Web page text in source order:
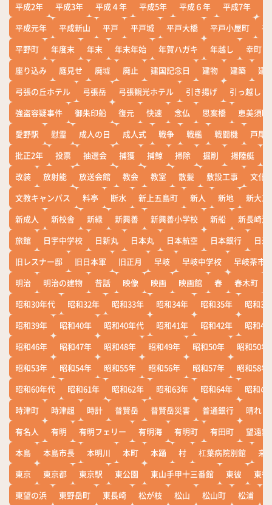
平成2年
平成3年 平成４年 平成5年 平成６年 平成7年
平成元年
平成新山 平戸 平戸城 平戸大橋 平戸小屋町
平
平野町
年度末 年末 年末年始 年賀ハガキ 年越し
幸町
座り込み
庭見せ 廃墟 廃止 建国記念日 建物 建築
建
弓張の丘ホテル
弓張岳 弓張観光ホテル 引き揚げ
引っ越し
強盗容疑事件
御朱印船 復元 快速 念仏 思案橋
恵美須町
愛野駅
慰霊 成人の日 成人式 戦争 戦艦 戦闘機
戸尾
批正2年
投票 抽選会 捕獲 捕鯨 掃除 掘削 揚陸艇
改装
放射能 放送会館 教会 教室 散髪 敷設工事
文化
文教キャンパス
料亭 断水 新上五島町 新人 新地
新大工
新成人
新校舎 新緑 新興善 新興善小学校 新船
新長崎漁
旅館
日宇中学校 日新丸 日本丸 日本航空 日本銀行
日
旧レスナー邸
旧日本軍 旧正月 早岐 早岐中学校
早岐茶市
明治
明治の建物 昔話 映像 映画 映画館 春 春木町
昭和30年代
昭和32年 昭和33年 昭和34年 昭和35年
昭和36
昭和39年
昭和40年 昭和40年代 昭和41年 昭和42年
昭和43
昭和46年
昭和47年 昭和48年 昭和49年 昭和50年
昭和50年
昭和53年
昭和54年 昭和55年 昭和56年 昭和57年
昭和58年
昭和60年代
昭和61年 昭和62年 昭和63年 昭和64年
昭和の
時津町
時津超 時計 普賢岳 普賢岳災害 普通銀行
晴れ
有名人
有明 有明フェリー 有明海 有明町 有田町
望遠鏡
本島
本島市長 本明川 本町 本踊 村 杠葉病院別館
来
東京
東京都 東京駅 東公園 東山手甲十三番館 東彼
東彼
東望の浜
東野岳町 東長崎 松が枝 松山 松山町 松浦